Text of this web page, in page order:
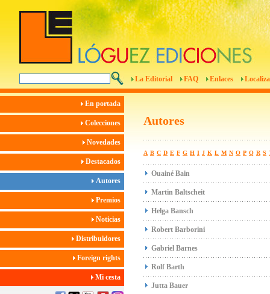
La Editorial FAQ Enlaces
En portada
Colecciones
Novedades
Destacados
Autores
Premios
Noticias
Distribuidores
Foreign rights
Mi cesta
Autores
A B C D E F G H I J K L M N O P Q R S
Ouainé Bain
Martin Baltscheit
Helga Bansch
Robert Barborini
Gabriel Barnes
Rolf Barth
Jutta Bauer